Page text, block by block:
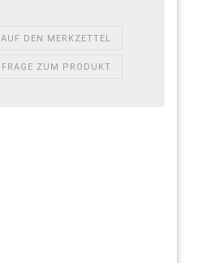
AUF DEN MERKZETTEL
FRAGE ZUM PRODUKT